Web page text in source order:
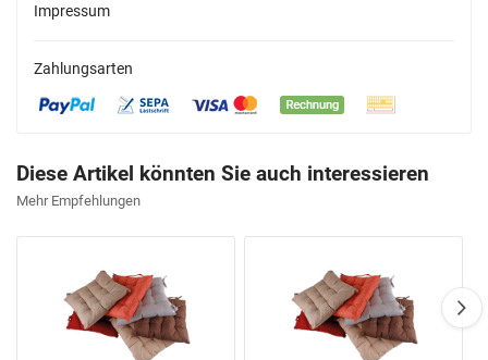
Impressum
Zahlungsarten
Diese Artikel könnten Sie auch interessieren
Mehr Empfehlungen